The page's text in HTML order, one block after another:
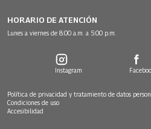
HORARIO DE ATENCIÓN
Lunes a viernes de 8:00 a.m. a 5:00 p.m.
Instagram
Política de privacidad y tratamiento de datos
Condiciones de uso
Accesibilidad